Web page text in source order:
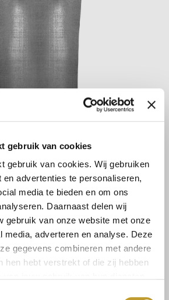
gebruik van cookies
gebruik van cookies. Wij gebruiken
advertenties te personaliseren,
media te bieden en om ons
Daarnaast delen wij
gebruik van onze website met onze
media, adverteren en analyse. Deze
gegevens combineren met andere
hen hebt verstrekt of die zij hebben
Größe:
S/M M/L
Select a size